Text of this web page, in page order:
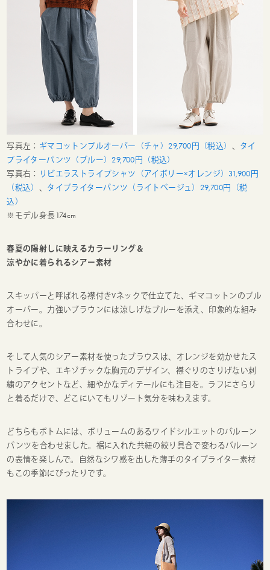
写真左： ギマコットンプルオーバー（チャ）29,700円（税込） 、 タイ
プライターパンツ（ブルー）29,700円（税込）
写真右：
リビエラストライプシャツ（アイボリー×オレンジ）31,900円
（税込） 、 タイプライターパンツ（ライトベージュ）29,700円（税
込）
※モデル身長174cm
春夏の陽射しに映えるカラーリング＆
涼やかに着られるシアー素材
スキッパーと呼ばれる襟付きVネックで仕立てた、ギマコットンのプル
オーバー。力強いブラウンには涼しげなブルーを添え、印象的な組み
合わせに。
そして人気のシアー素材を使ったブラウスは、オレンジを効かせたス
トライプや、エキゾチックな胸元のデザイン、襟ぐりのさりげない刺
繍のアクセントなど、細やかなディテールにも注目を。ラフにさらり
と着るだけで、どこにいてもリゾート気分を味わえます。
どちらもボトムには、ボリュームのあるワイドシルエットのバルーン
パンツを合わせました。裾に入れた共紐の絞り具合で変わるバルーン
の表情を楽しんで。自然なシワ感を出した薄手のタイプライター素材
もこの季節にぴったりです。